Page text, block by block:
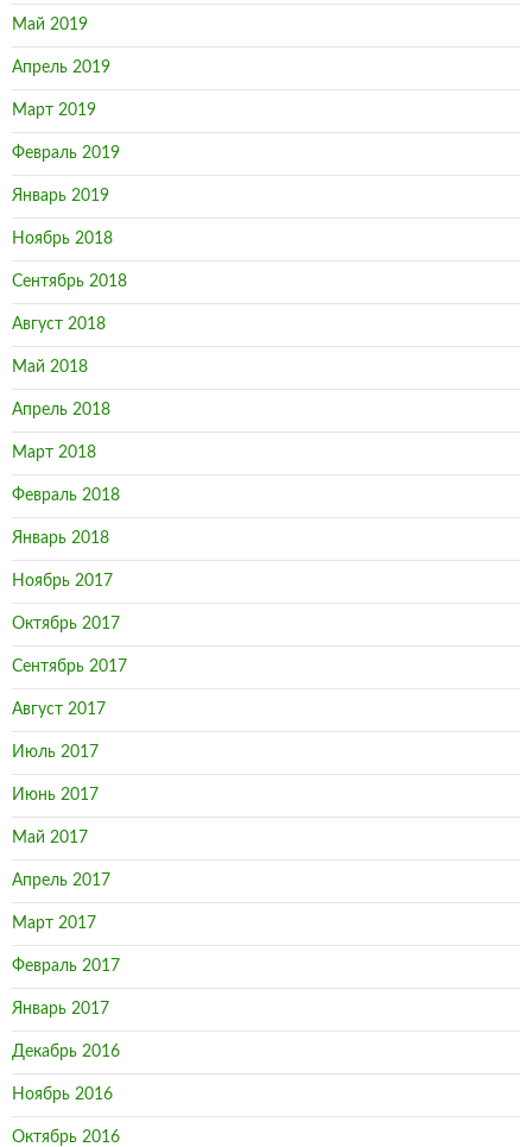
Май 2019
Апрель 2019
Март 2019
Февраль 2019
Январь 2019
Ноябрь 2018
Сентябрь 2018
Август 2018
Май 2018
Апрель 2018
Март 2018
Февраль 2018
Январь 2018
Ноябрь 2017
Октябрь 2017
Сентябрь 2017
Август 2017
Июль 2017
Июнь 2017
Май 2017
Апрель 2017
Март 2017
Февраль 2017
Январь 2017
Декабрь 2016
Ноябрь 2016
Октябрь 2016